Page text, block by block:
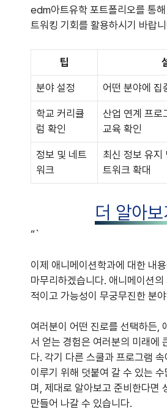
edm아트유학 포트폴리오를 통해
트워킹 기회를 활용하시기 바랍
팁
분야 설정 어떤 분야에 집
학교 커리큘
럼 확인
산업 연계 프로
교육 확인
정보 및 네트
워크
최신 정보 유지
트워크 확대
더 알아보
“`
이제 애니메이션학과에 대한 내
마무리하겠습니다. 애니메이션의
적이고 가능성이 무궁무진한 분
여러분이 어떤 진로를 선택하든,
서 얻는 경험은 여러분의 미래에
다. 각기 다른 스쿨과 프로그램
이루기 위해 덧붙여 갈 수 있는
며, 제대로 알아보고 준비한다면
만들어 나갈 수 있습니다.